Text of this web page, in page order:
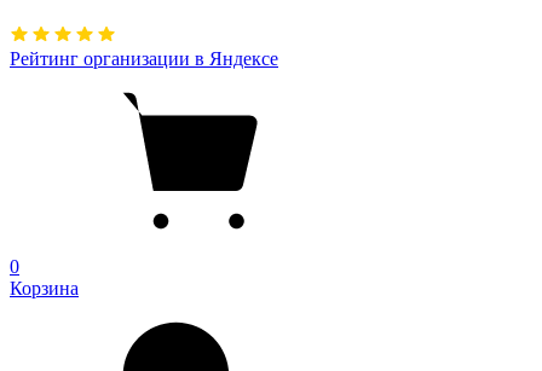
Рейтинг организации в Яндексе
0
Корзина